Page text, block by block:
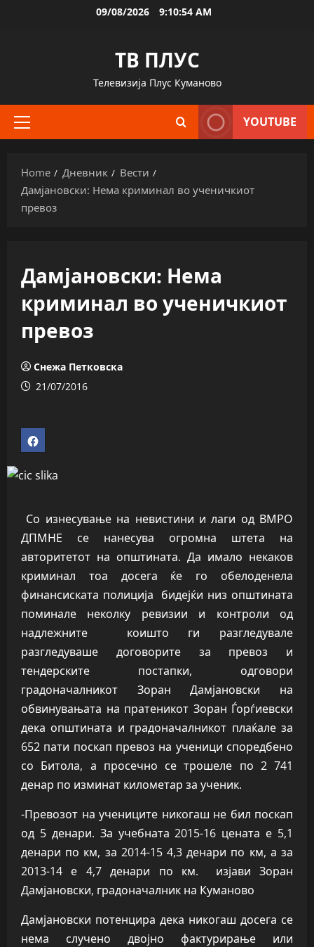
09/08/2026 9:10:54 AM
ТВ ПЛУС
Телевизија Плус Куманово
Primary
YOUTUBE
Home Дневник
Вести
Дамјановски: Нема криминал во ученичкиот
превоз
Дамјановски: Нема
криминал во ученичкиот
превоз
Снежа Петковска
21/07/2016
Со изнесување на невистини и лаги од ВМРО
ДПМНЕ се нанесува огромна штета на
авторитетот на општината. Да имало некаков
криминал тоа досега ќе го обелоденела
финансиската полиција бидејќи низ општината
поминале неколку ревизии и контроли од
надлежните коишто ги разгледувале
разгледуваше договорите за превоз и
тендерските постапки, одговори
градоначалникот Зоран Дамјановски на
обвинувањата на пратеникот Зоран Ѓорѓиевски
дека општината и градоначалникот плаќале за
652 пати поскап превоз на ученици споредбено
со Битола, а просечно се трошеле по 2 741
денар по изминат километар за ученик.
-Превозот на учениците никогаш не бил поскап
од 5 денари. За учебната 2015-16 цената е 5,1
денари по км, за 2014-15 4,3 денари по км, а за
2013-14 е 4,7 денари по км. изјави Зоран
Дамјановски, градоначалник на Куманово
Дамјановски потенцира дека никогаш досега се
нема случено двојно фактурирање или